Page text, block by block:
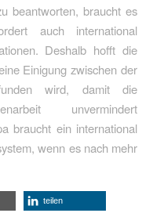
beantworten, braucht es
auch international
Deshalb hofft die
Einigung zwischen der
wird, damit die
unvermindert
braucht ein international
wenn es nach mehr
teilen